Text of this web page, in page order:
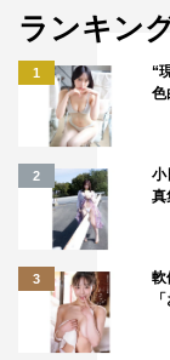
に破天荒に、時
を、福田さんに
す。そしてそん
できないはずだ
興だと思います。
プロデュー
映画制作部
福田麻貴さんに
機会があったの
ランキン
1
“
色
2
小
3
軟